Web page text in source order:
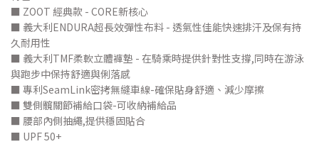
■ ZOOT 經典款 - CORE新核心
■ 義大利ENDURA超長效彈性布料 - 透氣性佳能快速排汗及保有持
久耐用性
■ 義大利TMF柔軟立體褲墊 - 在騎乘時提供針對性支撐,同時在游泳
與跑步中保持舒適與俐落感
■ 專利SeamLink密拷無縫車線-確保貼身舒適、減少摩擦
■ 雙側髖關節補給口袋-可收納補給品
■ 腰部內側抽繩,提供穩固貼合
■ UPF 50+